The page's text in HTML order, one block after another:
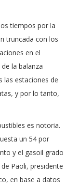
tiempos por la
truncada con los
en el
la balanza
las estaciones de
y por lo tanto,
es notoria.
un 54 por
y el gasoil grado
Paoli, presidente
en base a datos